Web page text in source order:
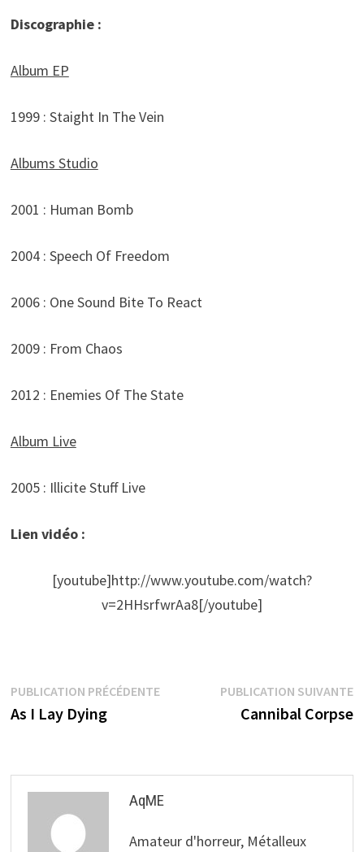
Discographie :
Album EP
1999 : Staight In The Vein
Albums Studio
2001 : Human Bomb
2004 : Speech Of Freedom
2006 : One Sound Bite To React
2009 : From Chaos
2012 : Enemies Of The State
Album Live
2005 : Illicite Stuff Live
Lien vidéo :
[youtube]http://www.youtube.com/watch?
v=2HHsrfwrAa8[/youtube]
Navigation
de
PUBLICATION PRÉCÉDENTEPublication
As I Lay Dying
PUBLICATION SUIVANTE
Cannibal Corpse
AqME
Amateur d'horreur, Métalleux